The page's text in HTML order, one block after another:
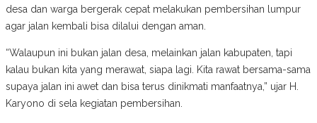
desa dan warga bergerak cepat melakukan pembersihan lumpur
agar jalan kembali bisa dilalui dengan aman.
“Walaupun ini bukan jalan desa, melainkan jalan kabupaten, tapi
kalau bukan kita yang merawat, siapa lagi. Kita rawat bersama-sama
supaya jalan ini awet dan bisa terus dinikmati manfaatnya,” ujar H.
Karyono di sela kegiatan pembersihan.